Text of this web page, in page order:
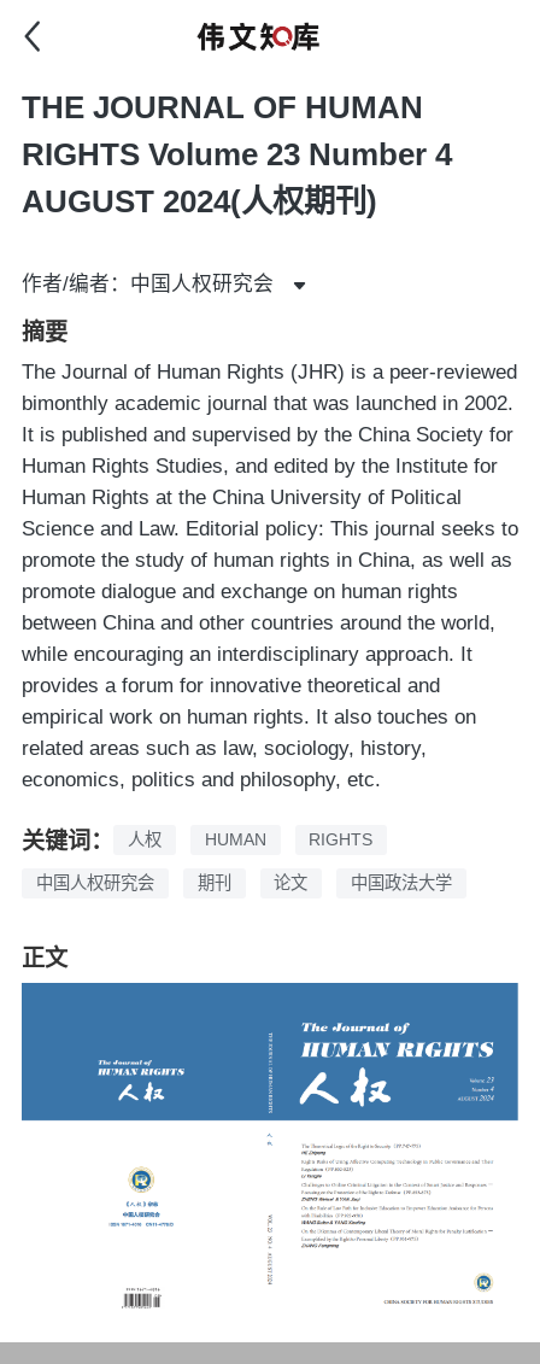
THE JOURNAL OF HUMAN
RIGHTS Volume 23 Number 4
AUGUST 2024(人权期刊)
作者/编者：中国人权研究会
摘要
The Journal of Human Rights (JHR) is a peer-reviewed
bimonthly academic journal that was launched in 2002.
It is published and supervised by the China Society for
Human Rights Studies, and edited by the Institute for
Human Rights at the China University of Political
Science and Law. Editorial policy: This journal seeks to
promote the study of human rights in China, as well as
promote dialogue and exchange on human rights
between China and other countries around the world,
while encouraging an interdisciplinary approach. It
provides a forum for innovative theoretical and
empirical work on human rights. It also touches on
related areas such as law, sociology, history,
economics, politics and philosophy, etc.
关键词： 人权 HUMAN RIGHTS
中国人权研究会 期刊 论文 中国政法大学
正文